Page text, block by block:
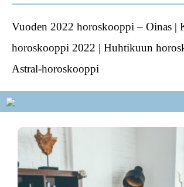
Vuoden 2022 horoskooppi – Oinas |
horoskooppi 2022 | Huhtikuun
Astral-horoskooppi